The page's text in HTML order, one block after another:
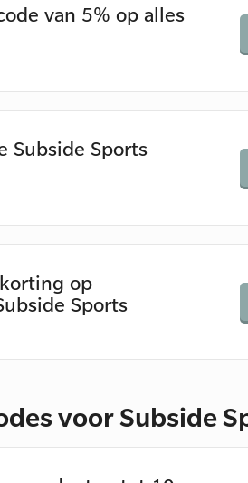
van 5% op alles
Subside Sports
op
Sports
voor Subside